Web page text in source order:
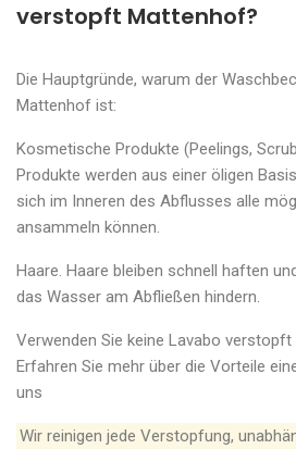
verstopft Mattenhof?
Die Hauptgründe, warum der
Mattenhof ist:
Kosmetische Produkte (Peelings,
Produkte werden aus einer öligen
sich im Inneren des Abflusses alle
ansammeln können.
Haare. Haare bleiben schnell haften
das Wasser am Abfließen hindern.
Verwenden Sie keine Lavabo
Erfahren Sie mehr über die Vorteile
uns
Wir reinigen jede Verstopfung,